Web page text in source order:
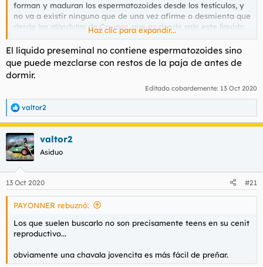
forman y maduran los espermatozoides desde los testículos, y
no va a existir ninguno que de una vez afirme o desmienta que
desde las glándulas de Cowper, que es donde sale este líquido,
haya espermatozoides dispuestos a fecundar. Mi conclusión es
que no,porque no he visto jamás ninguna lectura, en varios
idiomas, que diga que desde esas glándulas se crean, formen y
maduren esos espermatozoides. Solo vaguedades de "no
sabemos ni como ni porqué, a veces hay espermatozoides que
salen en el líquido preseminal", y tan anchos se quedan. Si
realmente hubiera espermas en el líquido preseminal las
vasectomías no servirían para nada y la causa de los
poquísimos embarazos que hay con dicha vasectomía, no
serían sólo por recanalización espontánea, por no esperar el
tiempo suficiente a que los conductos queden limpios, o
porque una pava quiera colarte el hijo de otro. Jamás dicen
que la causa es por el líquido preseminal, obvio.
Haz clic para expandir...
El líquido preseminal no contiene espermatozoides sino
que puede mezclarse con restos de la paja de antes de
dormir.
Editado cobardemente: 13 Oct 2020
R
e
a
c
c
i
e
s
valtor2
valtor2
Asiduo
13 Oct 2020 #21
PAYONNER rebuznó:
Los que suelen buscarlo no son precisamente teens en su cenit
reproductivo...
obviamente una chavala jovencita es más fácil de preñar.